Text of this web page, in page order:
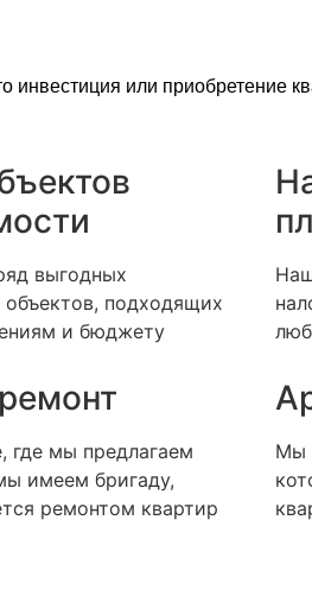
инвестиция или приобретение
выгодных
подходящих
и бюджету
где мы предлагаем
имеем бригаду,
ремонтом квартир
Мы